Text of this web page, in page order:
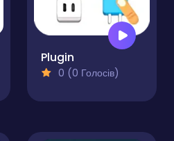
Plugin
0 (0 Голосів)